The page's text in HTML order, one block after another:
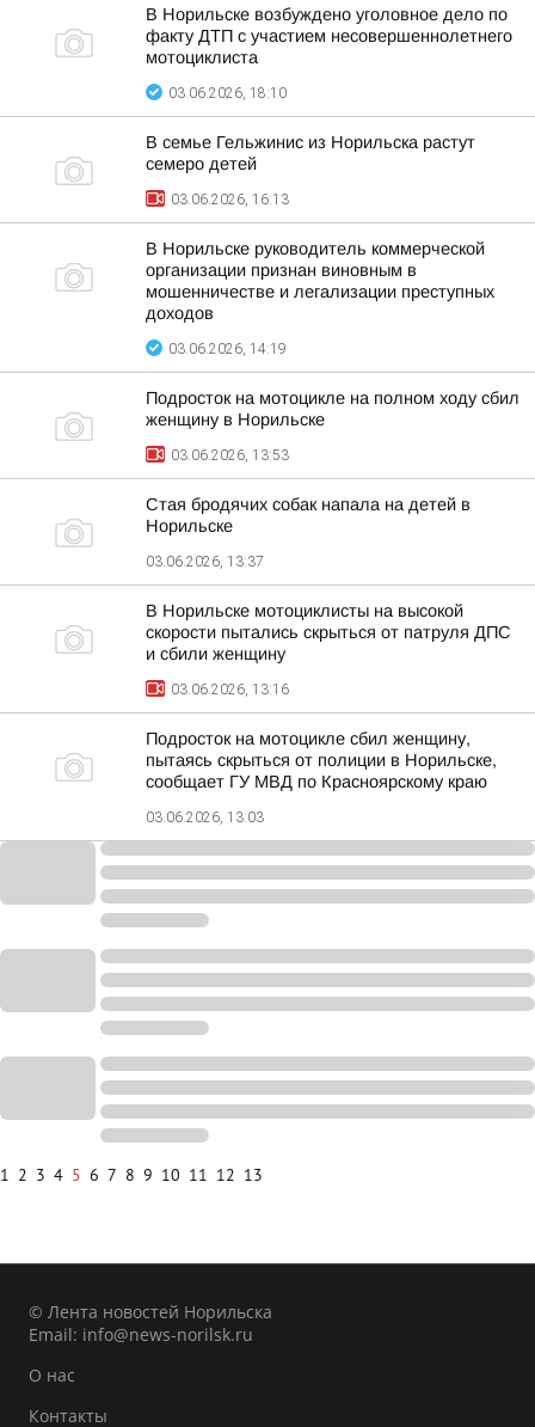
В Норильске возбуждено уголовное дело по
факту ДТП с участием несовершеннолетнего
мотоциклиста
03.06.2026, 18:10
В семье Гельжинис из Норильска растут
семеро детей
03.06.2026, 16:13
В Норильске руководитель коммерческой
организации признан виновным в
мошенничестве и легализации преступных
доходов
03.06.2026, 14:19
Подросток на мотоцикле на полном ходу сбил
женщину в Норильске
03.06.2026, 13:53
Стая бродячих собак напала на детей в
Норильске
03.06.2026, 13:37
В Норильске мотоциклисты на высокой
скорости пытались скрыться от патруля ДПС
и сбили женщину
03.06.2026, 13:16
Подросток на мотоцикле сбил женщину,
пытаясь скрыться от полиции в Норильске,
сообщает ГУ МВД по Красноярскому краю
03.06.2026, 13:03
1 2 3 4 5 6 7 8 9 10 11 12 13
© Лента новостей Норильска
Email: info@news-norilsk.ru
О нас
Контакты